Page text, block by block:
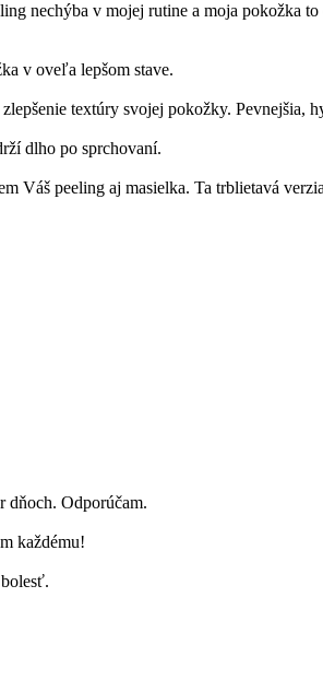
nechýba v mojej rutine a moja pokožka
v oveľa lepšom stave.
textúry svojej pokožky. Pevnejšia,
dlho po sprchovaní.
Váš peeling aj masielka. Ta trblietavá
dňoch. Odporúčam.
každému!